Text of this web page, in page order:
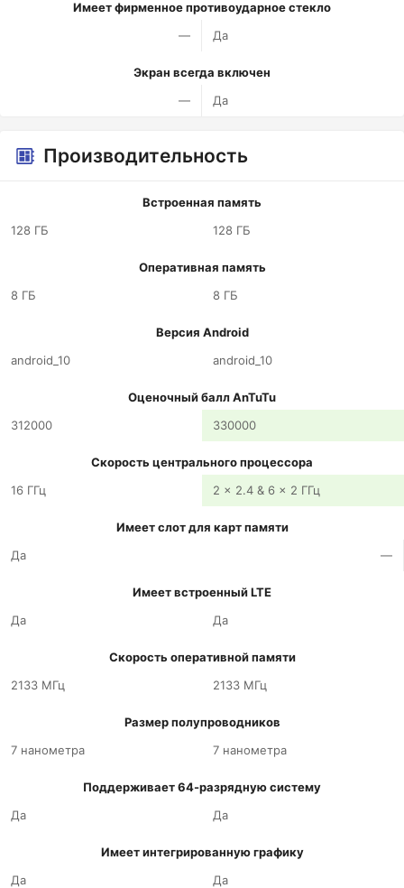
Имеет фирменное противоударное стекло
—
Да
Экран всегда включен
—
Да
Производительность
Встроенная память
128 ГБ
128 ГБ
Оперативная память
8 ГБ
8 ГБ
Версия Android
android_10
android_10
Оценочный балл AnTuTu
312000
330000
Скорость центрального процессора
16 ГГц
2 x 2.4 & 6 x 2 ГГц
Имеет слот для карт памяти
Да
—
Имеет встроенный LTE
Да
Да
Скорость оперативной памяти
2133 МГц
2133 МГц
Размер полупроводников
7 нанометра
7 нанометра
Поддерживает 64-разрядную систему
Да
Да
Имеет интегрированную графику
Да
Да